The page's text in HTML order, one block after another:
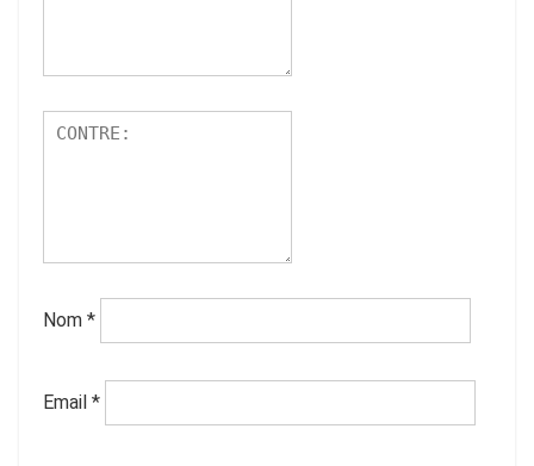
Nom *
Email *